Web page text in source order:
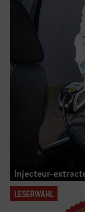
Injecteur-
LESERWAHL